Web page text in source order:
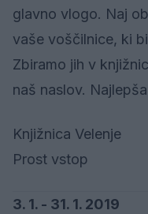
glavno vlogo. Naj
vaše voščilnice, ki
Zbiramo jih v
naš naslov.
Knjižnica Velenje
Prost vstop
3. 1. - 31. 1. 2019